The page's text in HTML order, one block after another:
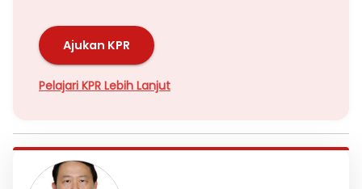
Ajukan KPR
Pelajari KPR Lebih Lanjut